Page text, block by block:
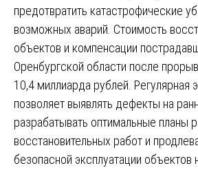
предотвратить катастрофические
возможных аварий. Стоимость
объектов и компенсации
Оренбургской области после
10,4 миллиарда рублей. Регулярная
позволяет выявлять дефекты на
разрабатывать оптимальные планы
восстановительных работ и
безопасной эксплуатации объектов